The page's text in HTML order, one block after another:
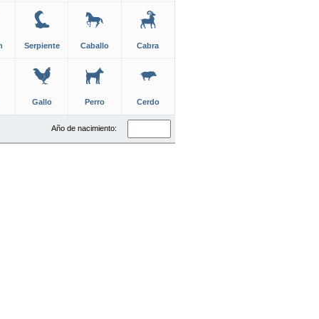
Serpiente Caballo Cabra
Gallo Perro Cerdo
Año de nacimiento: